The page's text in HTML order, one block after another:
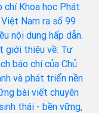
Khoa học Phát
Nam ra số 99
nội dung hấp dẫn.
giới thiệu về: Tư
báo chí của Chủ
và phát triển nền
bài viết chuyên
thái - bền vững,